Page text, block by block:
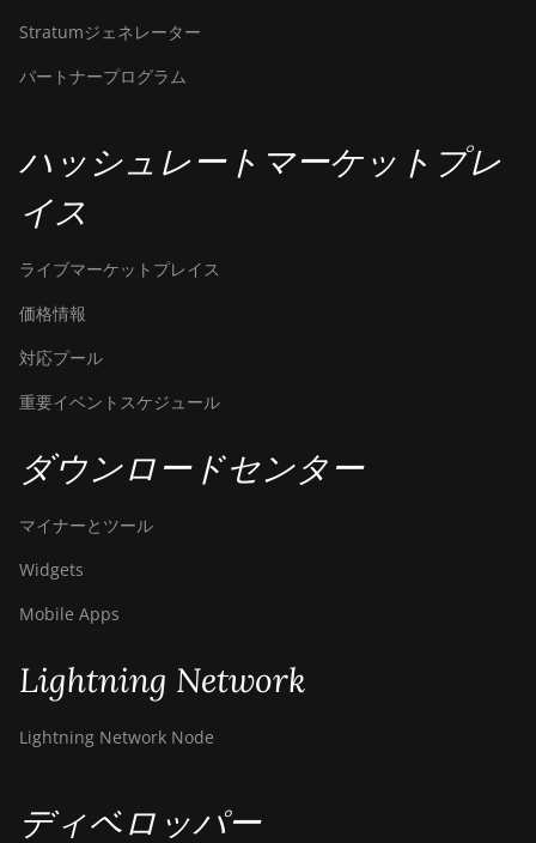
Stratumジェネレーター
パートナープログラム
ハッシュレートマーケットプレ
イス
ライブマーケットプレイス
価格情報
対応プール
重要イベントスケジュール
ダウンロードセンター
マイナーとツール
Widgets
Mobile Apps
Lightning Network
Lightning Network Node
ディベロッパー